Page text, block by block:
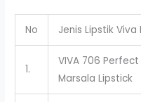
No Jenis Lipstik
1.
VIVA 706
Marsala Lipstick